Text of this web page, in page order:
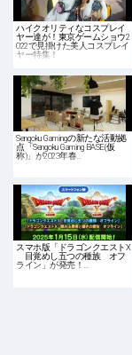
ハイクオリティなコスプレイ
ヤー達が！東京ゲームショウ2
022で見掛けた美人コスプレイ
ヤー特集！
Sengoku Gamingの新たな活動拠
点「Sengoku Gaming BASE(仮
称)」が2023年春…
スマホ版「ドラゴンクエストX
目覚めし五つの種族 オフ
ライン」が発売！…